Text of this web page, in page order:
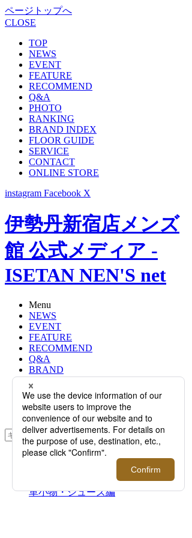
ページトップへ
CLOSE
TOP
NEWS
EVENT
FEATURE
RECOMMEND
Q&A
PHOTO
RANKING
BRAND INDEX
FLOOR GUIDE
SERVICE
CONTACT
ONLINE STORE
instagram Facebook X
伊勢丹新宿店メンズ
館 公式メディア -
ISETAN NEN'S net
Menu
NEWS
EVENT
FEATURE
RECOMMEND
Q&A
BRAND
FLOOR
RANKING
ONLINE STORE
SERVICE
検索
TOP
世界の傑作モノ博2015｜モノ博別注
革小物・シューズ編